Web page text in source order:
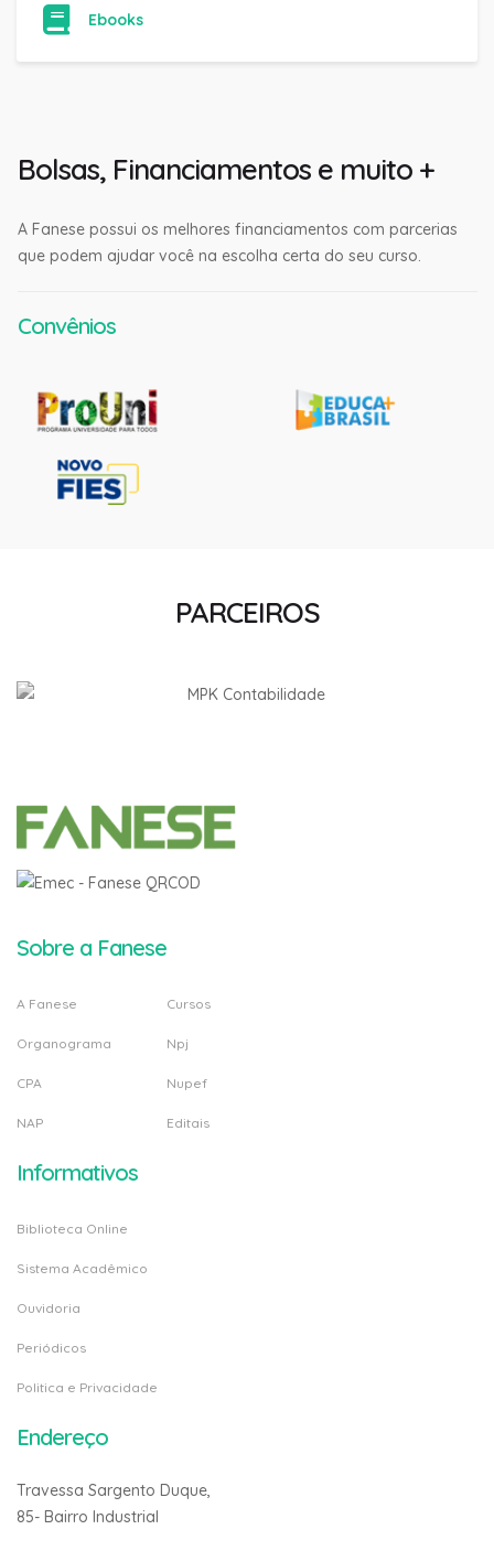
Ebooks
Bolsas, Financiamentos e muito +
A Fanese possui os melhores financiamentos com parcerias
que podem ajudar você na escolha certa do seu curso.
Convênios
PARCEIROS
Sobre a Fanese
A Fanese
Organograma
CPA
NAP
Cursos
Npj
Nupef
Editais
Informativos
Biblioteca Online
Sistema Acadêmico
Ouvidoria
Periódicos
Politica e Privacidade
Endereço
Travessa Sargento Duque,
85- Bairro Industrial